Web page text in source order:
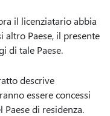
il licenziatario abbia
Paese, il presente
di tale Paese.
descrive
essere concessi
di residenza.